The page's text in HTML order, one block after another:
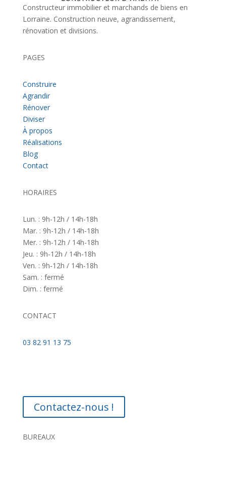
Constructeur immobilier et marchands de biens en
Lorraine. Construction neuve, agrandissement,
rénovation et divisions.
PAGES
Construire
Agrandir
Rénover
Diviser
À propos
Réalisations
Blog
Contact
HORAIRES
Lun. : 9h-12h / 14h-18h
Mar. : 9h-12h / 14h-18h
Mer. : 9h-12h / 14h-18h
Jeu. : 9h-12h / 14h-18h
Ven. : 9h-12h / 14h-18h
Sam. : fermé
Dim. : fermé
CONTACT
03 82 91 13 75
Contactez-nous !
BUREAUX